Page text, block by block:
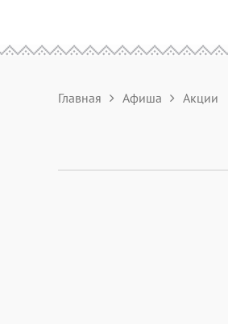
Главная Афиша Акции